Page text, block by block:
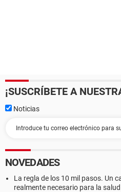
¡SUSCRÍBETE A
Noticias
NOVEDADES
La regla de los 10 mil pasos. Un
realmente necesario para la salud